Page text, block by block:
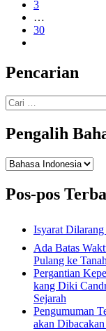
3
…
30
Pencarian
Cari
untuk:
Pengalih
Pengalih
Pos-pos
Ada Batas
Pulang ke
Pergantian
kang Diki
Sejarah
Pengumuman
akan